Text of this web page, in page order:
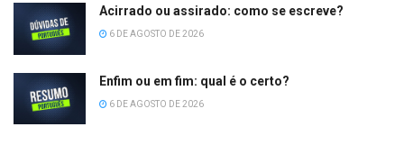
Acirrado ou assirado: como se escreve?
6 DE AGOSTO DE 2026
Enfim ou em fim: qual é o certo?
6 DE AGOSTO DE 2026